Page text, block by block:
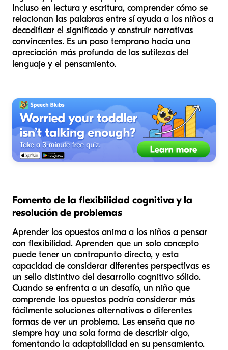
Incluso en lectura y escritura, comprender cómo se
relacionan las palabras entre sí ayuda a los niños a
decodificar el significado y construir narrativas
convincentes. Es un paso temprano hacia una
apreciación más profunda de las sutilezas del
lenguaje y el pensamiento.
Fomento de la flexibilidad cognitiva y la
resolución de problemas
Aprender los opuestos anima a los niños a pensar
con flexibilidad. Aprenden que un solo concepto
puede tener un contrapunto directo, y esta
capacidad de considerar diferentes perspectivas es
un sello distintivo del desarrollo cognitivo sólido.
Cuando se enfrenta a un desafío, un niño que
comprende los opuestos podría considerar más
fácilmente soluciones alternativas o diferentes
formas de ver un problema. Les enseña que no
siempre hay una sola forma de describir algo,
fomentando la adaptabilidad en su pensamiento.